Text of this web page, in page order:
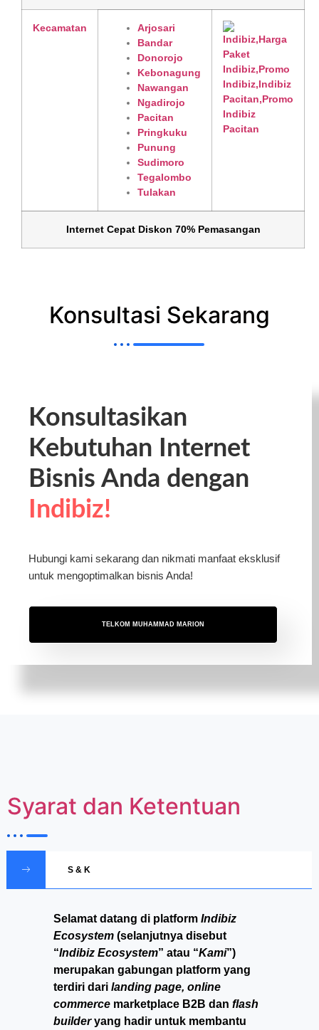
Kecamatan
Arjosari
Bandar
Donorojo
Kebonagung
Nawangan
Ngadirojo
Pacitan
Pringkuku
Punung
Sudimoro
Tegalombo
Tulakan
Internet Cepat Diskon 70% Pemasangan
Konsultasi Sekarang
Konsultasikan
Kebutuhan Internet
Bisnis Anda dengan
Indibiz!
Hubungi kami sekarang dan nikmati manfaat eksklusif
untuk mengoptimalkan bisnis Anda!
TELKOM MUHAMMAD MARION
Syarat dan Ketentuan
S & K
Selamat datang di platform Indibiz
Ecosystem (selanjutnya disebut
“Indibiz Ecosystem” atau “Kami”)
merupakan gabungan platform yang
terdiri dari landing page, online
commerce marketplace B2B dan flash
builderyang hadir untuk membantu